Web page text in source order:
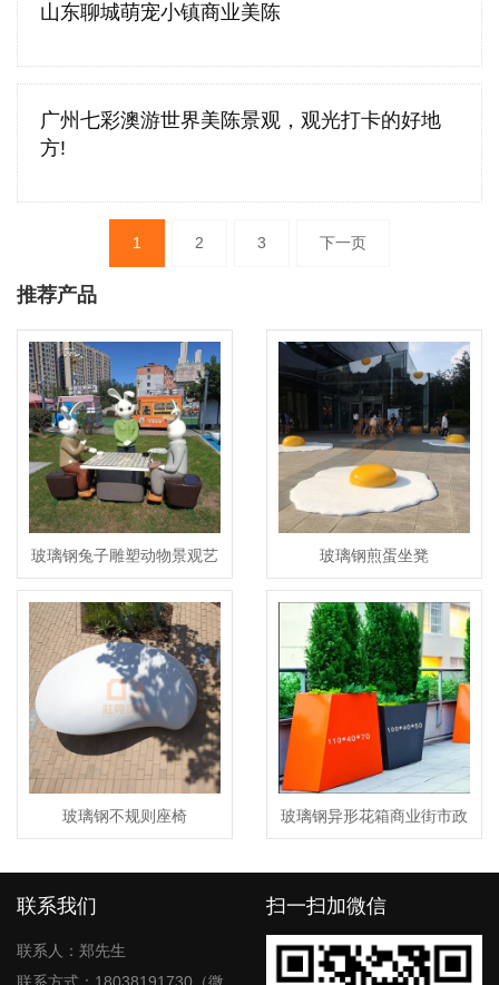
山东聊城萌宠小镇商业美陈
广州七彩澳游世界美陈景观，观光打卡的好地
方!
页
1 2 3 下一页
推荐产品
玻璃钢兔子雕塑动物景观艺
术园林广场摆件
玻璃钢煎蛋坐凳
玻璃钢不规则座椅
玻璃钢异形花箱商业街市政
景观花箱
联系我们
联系人：郑先生
扫一扫加微信